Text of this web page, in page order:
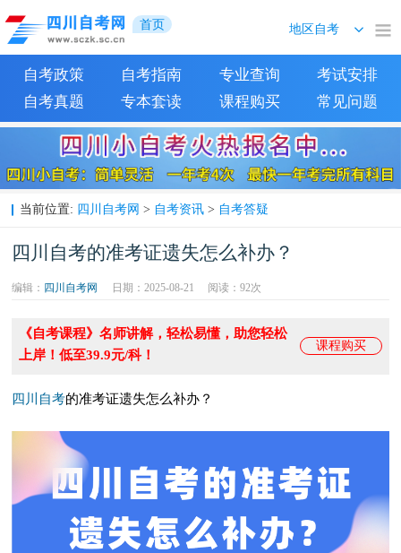
首页
自考政策 自考指南 专业查询
考试安排
自考真题
专本套读 课程购买 常见问题
当前位置: 四川自考网 > 自考资讯> 自考答疑
四川自考的准考证遗失怎么补办？
编辑： 四川自考网 日期：2025-08-21 阅读：92次
课程购买
《自考课程》名师讲解，轻松易懂，助您轻松
上岸！低至39.9元/科！
四川自考的准考证遗失怎么补办？